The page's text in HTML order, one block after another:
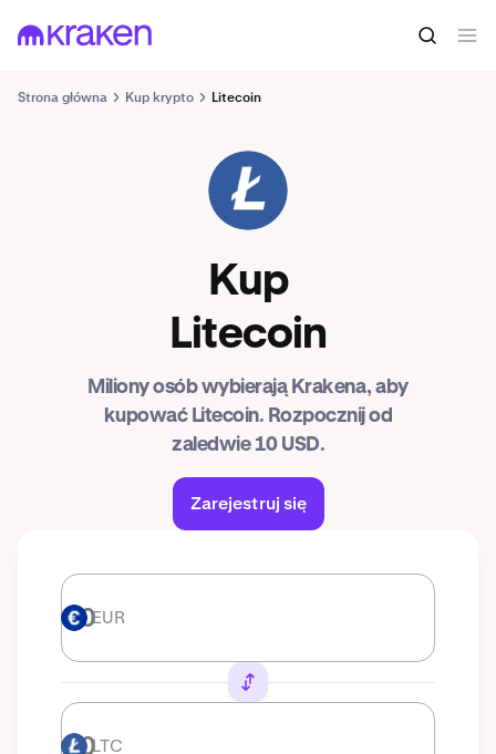
Strona główna Kup krypto Litecoin
LTC
Kup
Litecoin
Miliony osób wybierają Krakena, aby
kupować Litecoin. Rozpocznij od
zaledwie 10 USD.
Zarejestruj się
EUR EUR
LTC LTC